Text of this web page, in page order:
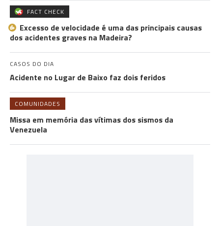
FACT CHECK
Excesso de velocidade é uma das principais causas
dos acidentes graves na Madeira?
CASOS DO DIA
Acidente no Lugar de Baixo faz dois feridos
COMUNIDADES
Missa em memória das vítimas dos sismos da
Venezuela